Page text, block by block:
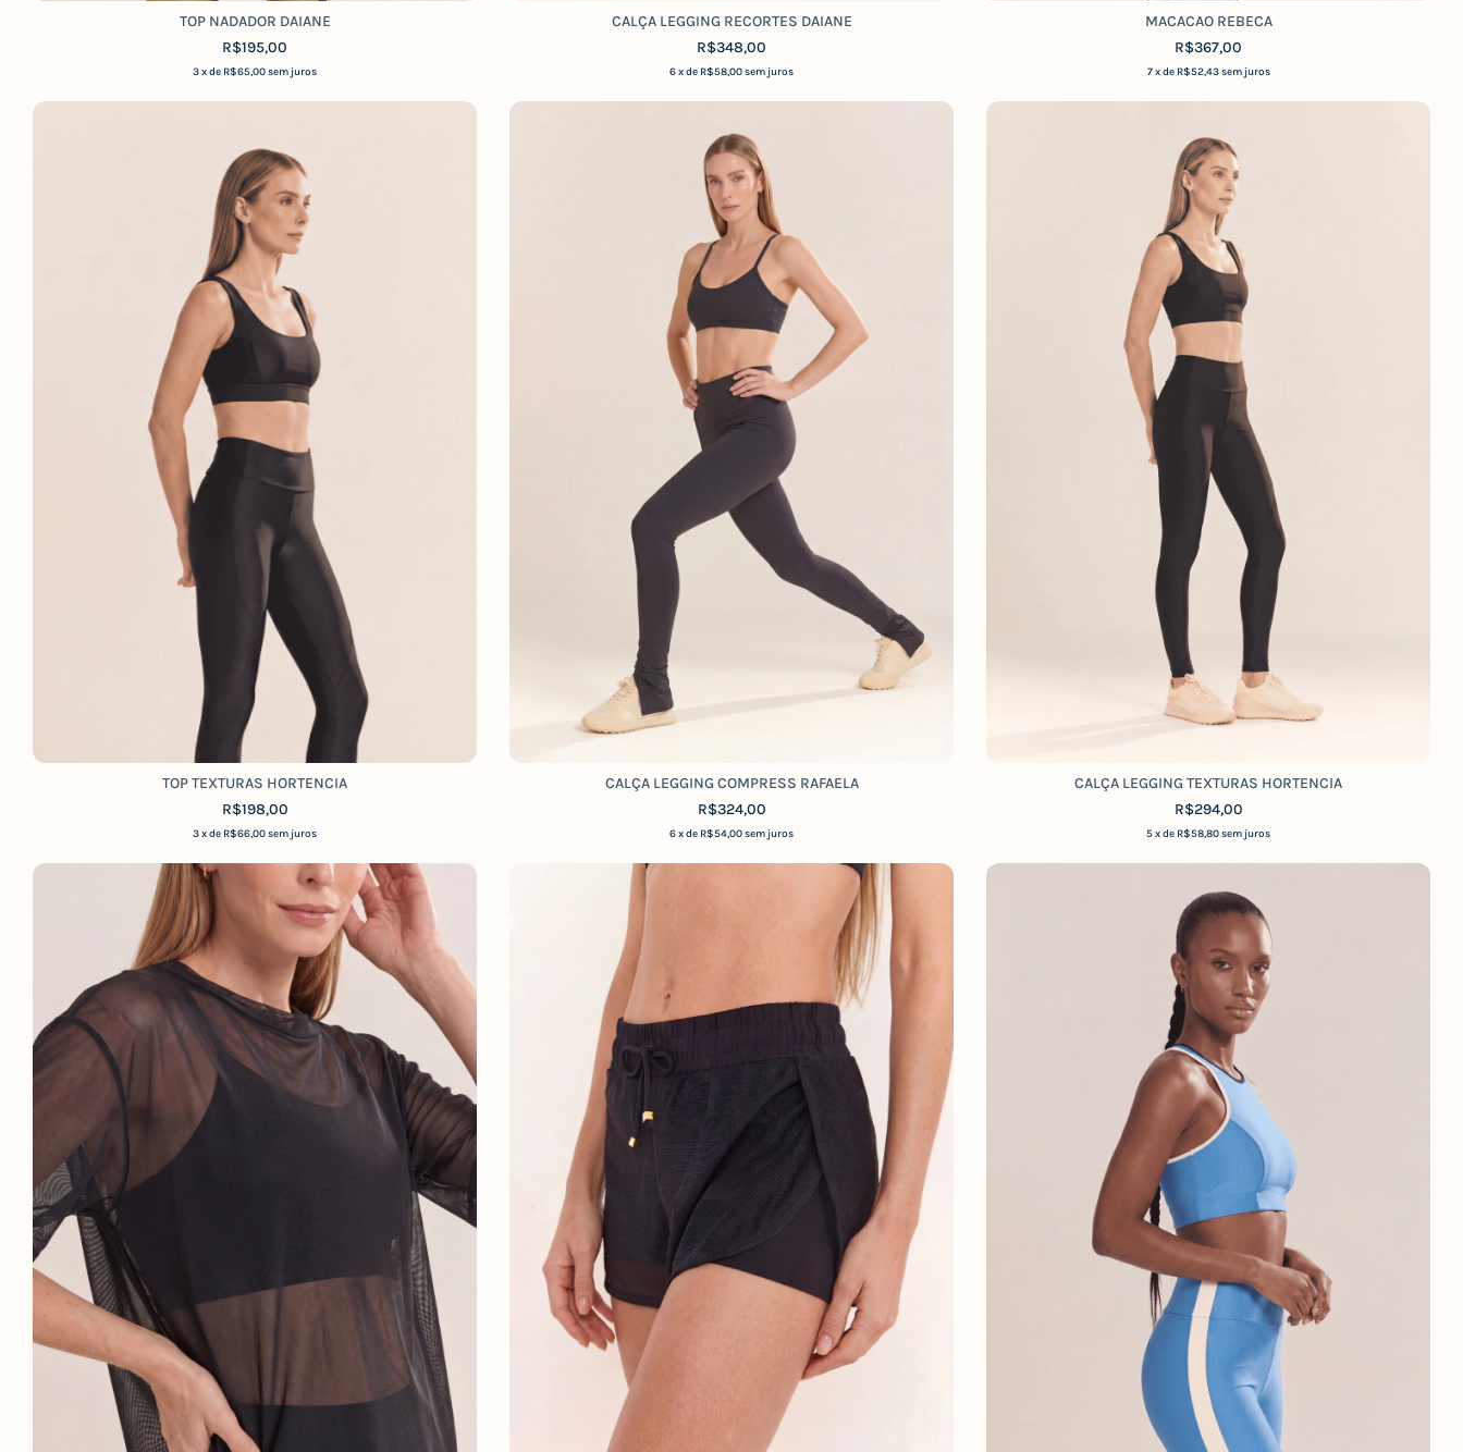
TOP NADADOR DAIANE
R$195,00
3x de R$65,00sem juros
CALÇA LEGGING RECORTES DAIANE
R$348,00
6x de R$58,00sem juros
MACACAO REBECA
R$367,00
7 x de R$52,43 sem juros
TOP TEXTURAS HORTENCIA
R$198,00
3x de R$66,00sem juros
CALÇA LEGGING COMPRESS RAFAELA
R$324,00
6x de R$54,00sem juros
CALÇA LEGGING TEXTURAS HORTENCIA
R$294,00
5x de R$58,80sem juros